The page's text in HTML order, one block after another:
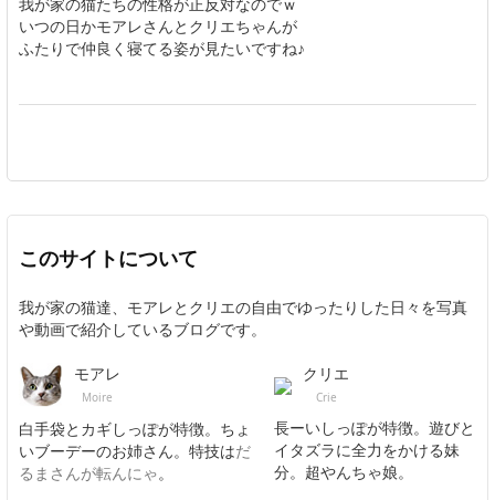
我が家の猫たちの性格が正反対なのでｗ
いつの日かモアレさんとクリエちゃんが
ふたりで仲良く寝てる姿が見たいですね♪
このサイトについて
我が家の猫達、モアレとクリエの自由でゆったりした日々を写真
や動画で紹介しているブログです。
モアレ
Moire
白手袋とカギしっぽが特徴。ちょ
いブーデーのお姉さん。特技はだ
るまさんが転んにゃ。
クリエ
Crie
長ーいしっぽが特徴。遊びと
イタズラに全力をかける妹
分。超やんちゃ娘。